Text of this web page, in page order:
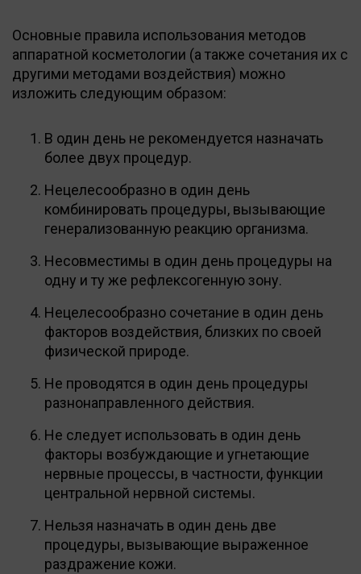
Основные правила использования методов
аппаратной косметологии (а также сочетания их с
другими методами воздействия) можно
изложить следующим образом:
В один день не рекомендуется назначать
более двух процедур.
Нецелесообразно в один день
комбинировать процедуры, вызывающие
генерализованную реакцию организма.
Несовместимы в один день процедуры на
одну и ту же рефлексогенную зону.
Нецелесообразно сочетание в один день
факторов воздействия, близких по своей
физической природе.
Не проводятся в один день процедуры
разнонаправленного действия.
Не следует использовать в один день
факторы возбуждающие и угнетающие
нервные процессы, в частности, функции
центральной нервной системы.
Нельзя назначать в один день две
процедуры, вызывающие выраженное
раздражение кожи.